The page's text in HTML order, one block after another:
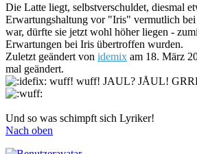
Die Latte liegt, selbstverschuldet, diesmal
Erwartungshaltung vor "Iris" vermutlich
war, dürfte sie jetzt wohl höher liegen -
Erwartungen bei Iris übertroffen wurden.
Zuletzt geändert von idemix am 18. März
mal geändert.
wuff! wuff! JAUL? JÅUL!
Und so was schimpft sich Lyriker!
Nach oben